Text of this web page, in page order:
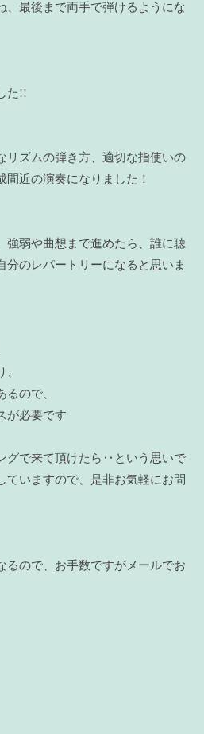
、最後まで両手で弾けるようにな
た!!
リズムの弾き方、適切な指使いの
近の演奏になりました！
強弱や曲想まで進めたら、誰に聴
分のレパートリーになると思いま
るので、
が必要です
グで来て頂けたら‥という思いで
ていますので、是非お気軽にお問
るので、お手数ですがメールでお